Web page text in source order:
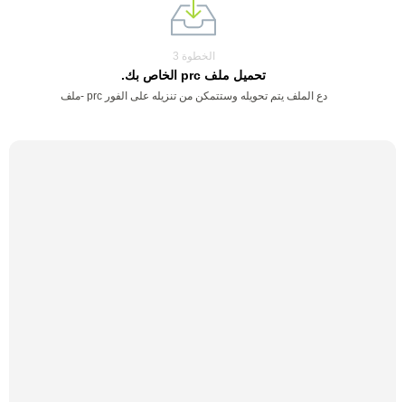
الخطوة 3
تحميل ملف prc الخاص بك.
دع الملف يتم تحويله وستتمكن من تنزيله على الفور prc -ملف